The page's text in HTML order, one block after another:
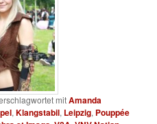
mitAmanda
,Klangstabil, Leipzig, Pouppée